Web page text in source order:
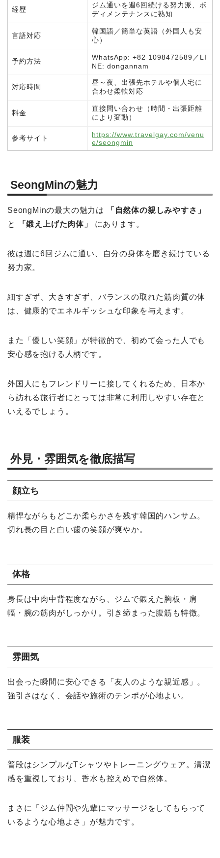
経歴
ジム通いを週6回続ける努力派、ボ
ディメンテナンスに熟知
言語対応
韓国語／簡単な英語（外国人も安
心）
予約方法
WhatsApp: +82 1098472589／LI
NE: dongannam
対応時間
昼～夜、出張先ホテルや個人宅に
合わせ柔軟対応
料金
直接問い合わせ（時間・出張距離
により変動）
参考サイト
https://www.travelgay.com/venu
e/seongmin
SeongMinの魅力
SeongMinの最大の魅力は
「自然体の親しみやすさ」
と
「鍛え上げた肉体」 にあります。
彼は週に6回ジムに通い、自分の身体を磨き続けている
努力家。
細すぎず、大きすぎず、バランスの取れた筋肉質の体
は、健康的でエネルギッシュな印象を与えます。
また「優しい笑顔」が特徴的で、初めて会った人でも
安心感を抱ける人柄です。
外国人にもフレンドリーに接してくれるため、日本か
ら訪れる旅行者にとっては非常に利用しやすい存在と
いえるでしょう。
外見・雰囲気を徹底描写
顔立ち
精悍ながらもどこか柔らかさを残す韓国的ハンサム。
切れ長の目と白い歯の笑顔が爽やか。
体格
身長は中肉中背程度ながら、ジムで鍛えた胸板・肩
幅・腕の筋肉がしっかり。引き締まった腹筋も特徴。
雰囲気
出会った瞬間に安心できる「友人のような親近感」。
強引さはなく、会話や施術のテンポが心地よい。
服装
普段はシンプルなTシャツやトレーニングウェア。清潔
感を重視しており、香水も控えめで自然体。
まさに「ジム仲間や先輩にマッサージをしてもらって
いるような心地よさ」が魅力です。